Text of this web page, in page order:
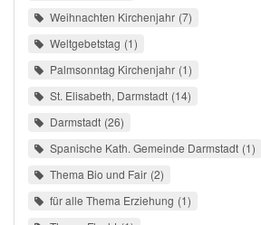
Weihnachten Kirchenjahr 7
Weltgebetstag 1
Palmsonntag Kirchenjahr 1
St. Elisabeth, Darmstadt 14
Darmstadt 26
Spanische Kath. Gemeinde Darmstadt 1
Thema Bio und Fair 2
für alle Thema Erziehung 1